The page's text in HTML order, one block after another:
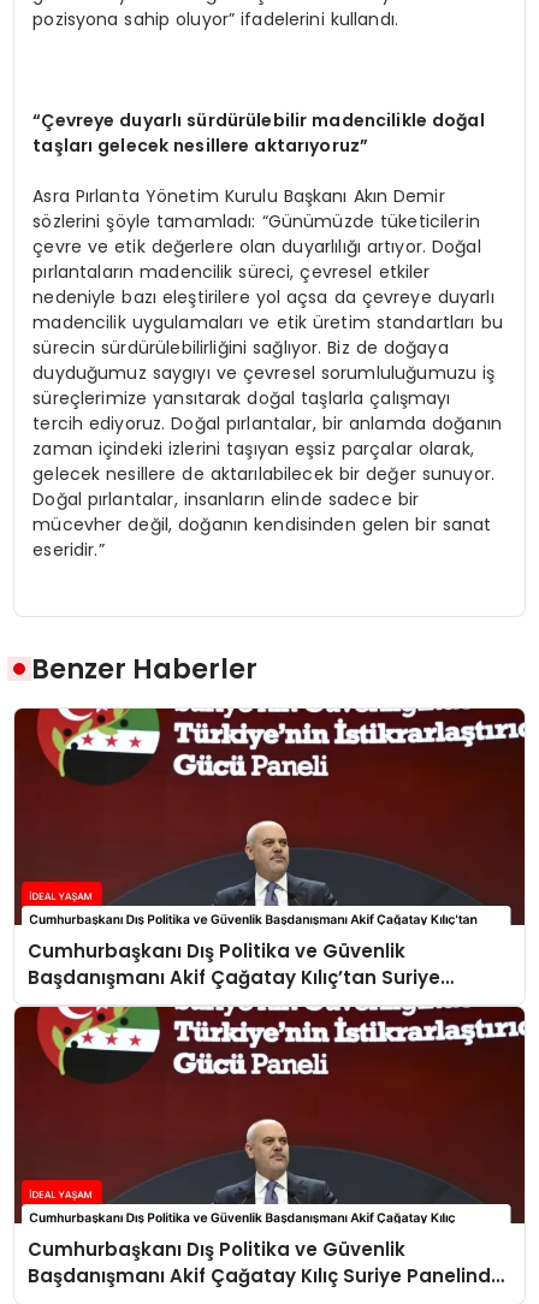
pozisyona sahip oluyor” ifadelerini kullandı.
“Çevreye duyarlı sürdürülebilir madencilikle doğal
taşları gelecek nesillere aktarıyoruz”
Asra Pırlanta Yönetim Kurulu Başkanı Akın Demir
sözlerini şöyle tamamladı: “Günümüzde tüketicilerin
çevre ve etik değerlere olan duyarlılığı artıyor. Doğal
pırlantaların madencilik süreci, çevresel etkiler
nedeniyle bazı eleştirilere yol açsa da çevreye duyarlı
madencilik uygulamaları ve etik üretim standartları bu
sürecin sürdürülebilirliğini sağlıyor. Biz de doğaya
duyduğumuz saygıyı ve çevresel sorumluluğumuzu iş
süreçlerimize yansıtarak doğal taşlarla çalışmayı
tercih ediyoruz. Doğal pırlantalar, bir anlamda doğanın
zaman içindeki izlerini taşıyan eşsiz parçalar olarak,
gelecek nesillere de aktarılabilecek bir değer sunuyor.
Doğal pırlantalar, insanların elinde sadece bir
mücevher değil, doğanın kendisinden gelen bir sanat
eseridir.”
Benzer Haberler
Cumhurbaşkanı Dış Politika ve Güvenlik
Başdanışmanı Akif Çağatay Kılıç’tan Suriye
Panelinde Önemli Açıklamalar
Cumhurbaşkanı Dış Politika ve Güvenlik
Başdanışmanı Akif Çağatay Kılıç Suriye Panelinde